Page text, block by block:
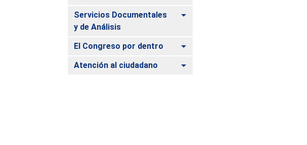
Servicios Documentales
y de Análisis
Alternar
El Congreso por dentro Alternar
Atención al ciudadano Alternar